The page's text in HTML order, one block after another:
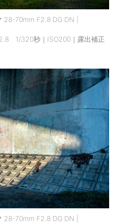
70mm F2.8 DG DN |
1/320秒｜ISO200｜露出補正
70mm F2.8 DG DN |